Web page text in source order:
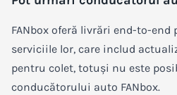
FANbox oferă livrări end-to-
serviciile lor, care includ
pentru colet, totuși nu este
conducătorului auto FANbox.